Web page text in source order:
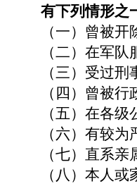
有下列情形之
（一）曾被
（二）在军
（三）受过
（四）曾被
（五）在各
（六）有较
（七）直系
（八）本人